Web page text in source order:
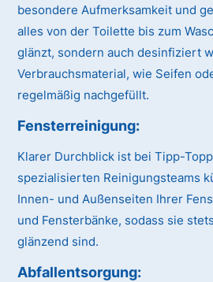
besondere Aufmerksamkeit und
alles von der Toilette bis zum
glänzt, sondern auch desinfiziert
Verbrauchsmaterial, wie Seifen
regelmäßig nachgefüllt.
Fensterreinigung:
Klarer Durchblick ist bei Tipp-
spezialisierten Reinigungsteams
Innen- und Außenseiten Ihrer
und Fensterbänke, sodass sie
glänzend sind.
Abfallentsorgung: